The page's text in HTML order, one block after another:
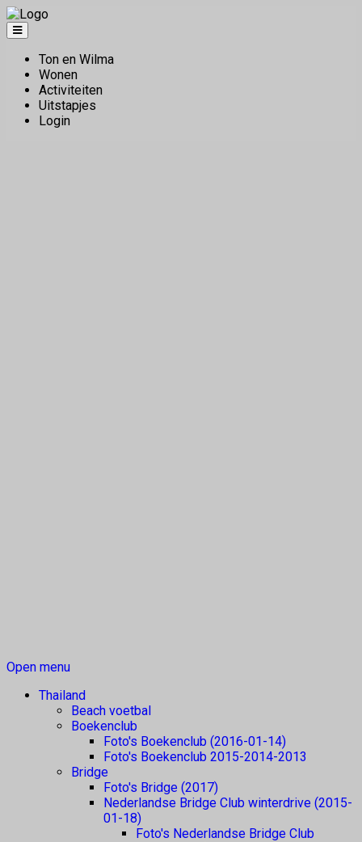
Ton en Wilma
Wonen
Activiteiten
Uitstapjes
Login
Open menu
Thailand
Beach voetbal
Boekenclub
Foto's Boekenclub (2016-01-14)
Foto's Boekenclub 2015-2014-2013
Bridge
Foto's Bridge (2017)
Nederlandse Bridge Club winterdrive (2015-
01-18)
Foto's Nederlandse Bridge Club